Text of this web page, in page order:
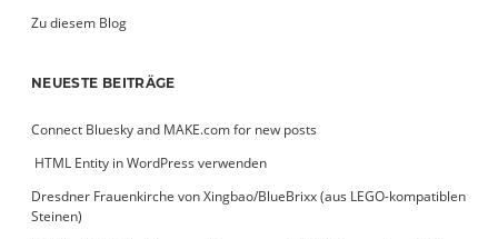
Zu diesem Blog
NEUESTE BEITRÄGE
Connect Bluesky and MAKE.com for new posts
­ HTML Entity in WordPress verwenden
Dresdner Frauenkirche von Xingbao/BlueBrixx (aus LEGO-kompatiblen
Steinen)